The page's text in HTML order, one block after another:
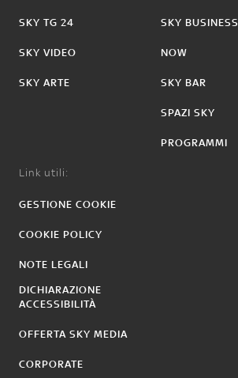
SKY TG 24
SKY VIDEO
SKY ARTE
SKY BUSINESS
NOW
SKY BAR
SPAZI SKY
PROGRAMMI
Link utili:
GESTIONE COOKIE
COOKIE POLICY
NOTE LEGALI
DICHIARAZIONE
ACCESSIBILITÀ
OFFERTA SKY MEDIA
CORPORATE